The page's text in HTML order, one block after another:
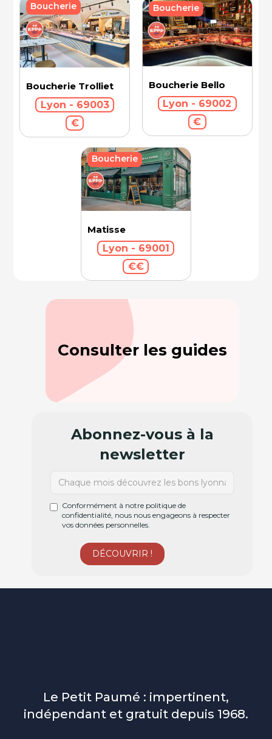
Boucherie Trolliet
Lyon - 69003
€
Boucherie
Boucherie Bello
Lyon - 69002
€
Boucherie
Matisse
Lyon - 69001
€€
Boucherie
Consulter les guides
Abonnez-vous à la
newsletter
Conformément à notre politique de
confidentialité, nous nous engageons à respecter
vos données personnelles.
Le Petit Paumé : impertinent,
indépendant et gratuit depuis 1968.